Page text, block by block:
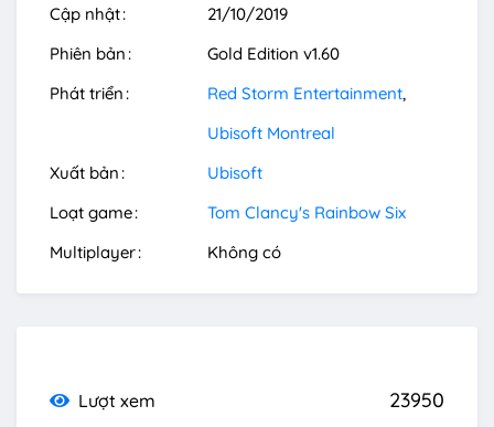
Cập nhật
21/10/2019
Phiên bản
Gold Edition v1.60
Phát triển
Red Storm Entertainment
Ubisoft Montreal
Xuất bản
Ubisoft
Loạt game
Tom Clancy's Rainbow Six
Multiplayer
Không có
Lượt xem 23950